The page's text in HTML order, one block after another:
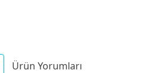
Ürün Yorumları